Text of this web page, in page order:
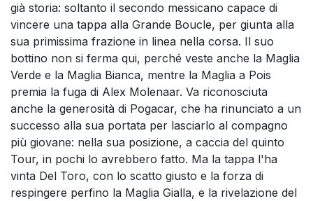
già storia: soltanto il secondo messicano capace di
vincere una tappa alla Grande Boucle, per giunta alla
sua primissima frazione in linea nella corsa. Il suo
bottino non si ferma qui, perché veste anche la Maglia
Verde e la Maglia Bianca, mentre la Maglia a Pois
premia la fuga di Alex Molenaar. Va riconosciuta
anche la generosità di Pogacar, che ha rinunciato a un
successo alla sua portata per lasciarlo al compagno
più giovane: nella sua posizione, a caccia del quinto
Tour, in pochi lo avrebbero fatto. Ma la tappa l'ha
vinta Del Toro, con lo scatto giusto e la forza di
respingere perfino la Maglia Gialla, e la rivelazione del